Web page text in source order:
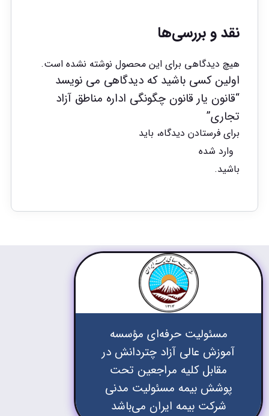
نقد و بررسی‌ها
هیچ دیدگاهی برای این محصول نوشته نشده است.
اولین کسی باشید که دیدگاهی می نویسد
“قانون یار قانون چگونگی اداره مناطق آزاد
تجاری”
برای فرستادن دیدگاه، باید
وارد شده
باشید.
مسئولیت حرفه‌ای مؤسسه
آموزش عالی آزاد چتردانش در
مقابل کلیه مراجعین تحت
پوشش بیمه مسئولیت مدنی
شرکت بیمه ایران می‌باشد